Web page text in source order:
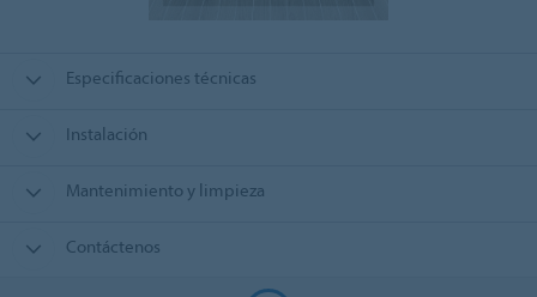
Especificaciones técnicas
Instalación
Mantenimiento y limpieza
Contáctenos